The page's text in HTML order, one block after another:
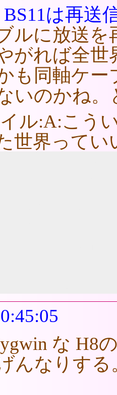
BS11は再送
ルに放送を
がれば全
も同軸ケ
いのかね
ル:A:こう
世界って
な H8
んなりす